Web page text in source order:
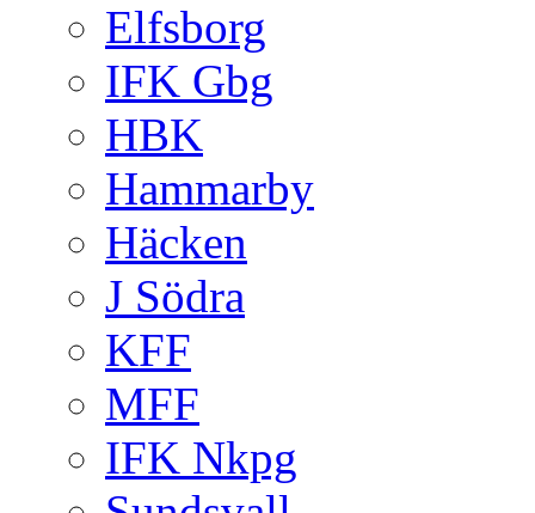
Elfsborg
IFK Gbg
HBK
Hammarby
Häcken
J Södra
KFF
MFF
IFK Nkpg